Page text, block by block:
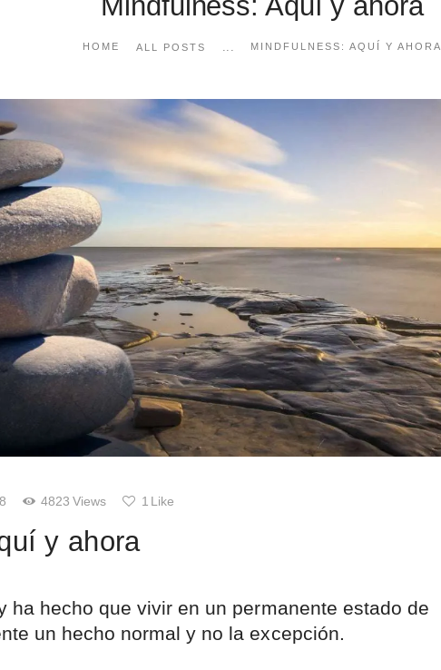
HOME ALL POSTS ... MINDFULNESS: AQUÍ Y AHORA
4823 Views 1 Like
y ahora
ha hecho que vivir en un permanente estado de
un hecho normal y no la excepción.